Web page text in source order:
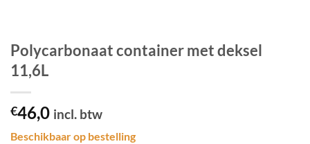
Polycarbonaat container met deksel
11,6L
€46,0 incl. btw
Beschikbaar op bestelling